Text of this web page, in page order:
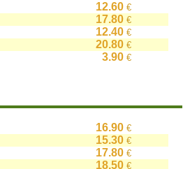
12.60€
17.80€
12.40€
20.80€
3.90€
16.90€
15.30€
17.80€
18.50€